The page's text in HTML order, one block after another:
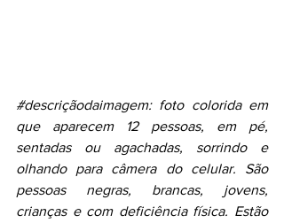
#descriçãodaimagem: foto colorida em
que aparecem 12 pessoas, em pé,
sentadas ou agachadas, sorrindo e
olhando para câmera do celular. São
pessoas negras, brancas, jovens,
crianças e com deficiência física. Estão